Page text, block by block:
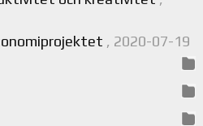
, 2020-07-19